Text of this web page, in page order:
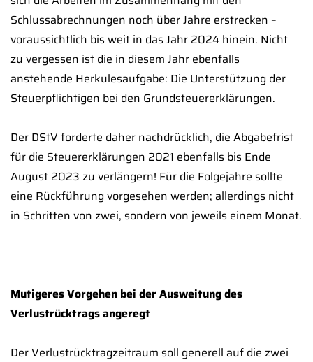
Schlussabrechnungen noch über Jahre erstrecken –
voraussichtlich bis weit in das Jahr 2024 hinein. Nicht
zu vergessen ist die in diesem Jahr ebenfalls
anstehende Herkulesaufgabe: Die Unterstützung der
Steuerpflichtigen bei den Grundsteuererklärungen.
Der DStV forderte daher nachdrücklich, die Abgabefrist
für die Steuererklärungen 2021 ebenfalls bis Ende
August 2023 zu verlängern! Für die Folgejahre sollte
eine Rückführung vorgesehen werden; allerdings nicht
in Schritten von zwei, sondern von jeweils einem Monat.
Mutigeres Vorgehen bei der Ausweitung des
Verlustrücktrags angeregt
Der Verlustrücktragzeitraum soll generell auf die zwei